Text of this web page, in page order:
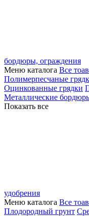
бордюры, ограждения
Меню каталога Все
Полимерпесчаные
Оцинкованные грядки
Металлические
Показать все
удобрения
Меню каталога Все
Плодородный грунт